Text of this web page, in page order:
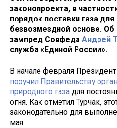
законопроекта, в
порядок поставки газа
безвозмездной основе. Об
зампред Совфеда Андрей
служба «Единой России».
В начале февраля
поручил Правительству
природного газа для
огня. Как отметил Турчак,
законодательно для
мая.